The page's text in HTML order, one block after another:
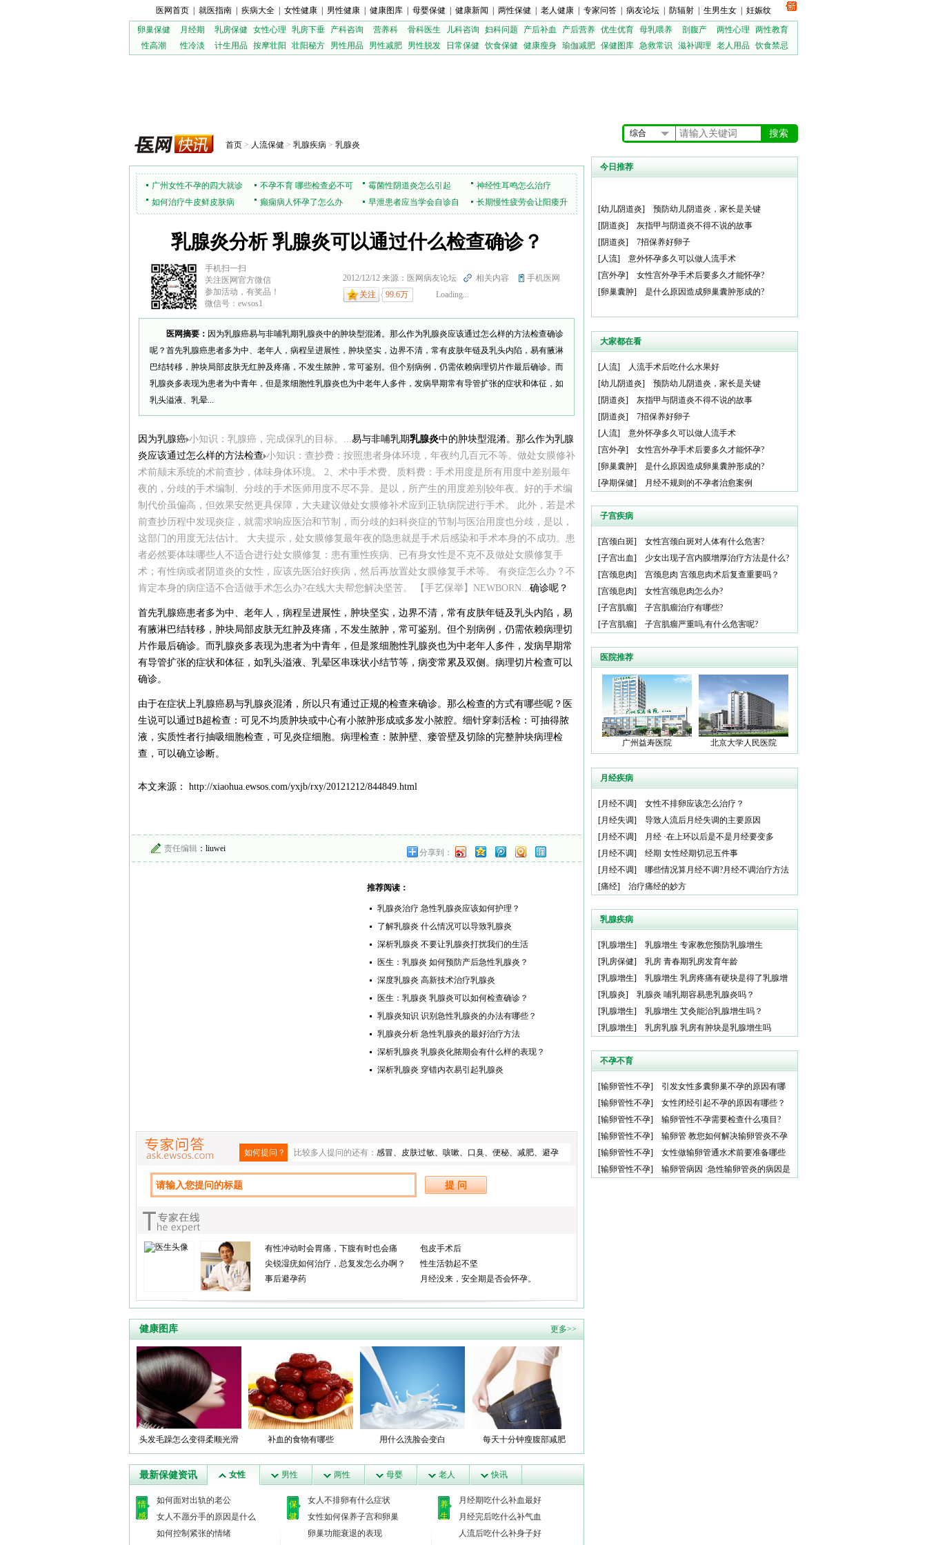
医网首页 就医指南 疾病大全 女性健康 男性健康 健康图库 母婴保健 健康新闻 两性保健 老人健康 专家问答 病友论坛 防辐射 生男生女
妊娠纹
卵巢保健
月经期 乳房保健 女性心理 乳房下垂 产科咨询 营养科 骨科医生 儿科咨询 妇科问题 产后补血 产后营养 优生优育 母乳喂养 剖腹产 两性心理
两性教育
性高潮
性冷淡 计生用品 按摩壮阳 壮阳秘方 男性用品 男性减肥 男性脱发 日常保健 饮食保健 健康瘦身 瑜伽减肥 保健图库 急救常识 滋补调理 老人用品 饮食禁忌
首页 > 人流保健 > 乳腺疾病 > 乳腺炎
广州女性不孕的四大就诊
策略
不孕不育 哪些检查必不可
少
霉菌性阴道炎怎么引起
神经性耳鸣怎么治疗
如何治疗牛皮鲜皮肤病
癫痫病人怀孕了怎么办
早泄患者应当学会自诊自
长期慢性疲劳会让阳痿升
乳腺炎分析 乳腺炎可以通过什么检查确诊？
手机扫一扫
关注医网官方微信
参加活动，有奖品！
微信号：ewsos1
2012/12/12 来源：医网病友论坛 相关内容
手机医网
关注
99.6万 Loading...
医网摘要： 因为乳腺癌易与非哺乳期乳腺炎中的肿块型混淆。那么作为乳腺炎应该通过怎么样的方法检查确诊
呢？首先乳腺癌患者多为中、老年人，病程呈进展性，肿块坚实，边界不清，常有皮肤年链及乳头内陷，易有腋淋
巴结转移，肿块局部皮肤无红肿及疼痛，不发生脓肿，常可鉴别。但个别病例，仍需依赖病理切片作最后确诊。而
乳腺炎多表现为患者为中青年，但是浆细胞性乳腺炎也为中老年人多件，发病早期常有导管扩张的症状和体征，如
乳头溢液、乳晕...
因为乳腺癌 小知识：乳腺癌，完成保乳的目标。...易与非哺乳期乳腺炎中的肿块型混淆。那么作为乳腺
炎应该通过怎么样的方法检查 小知识：查抄费：按照患者身体环境，年夜约几百元不等。做处女膜修补
术前颠末系统的术前查抄，体味身体环境。 2、术中手术费、质料费：手术用度是所有用度中差别最年
夜的，分歧的手术编制、分歧的手术医师用度不尽不异。是以，所产生的用度差别较年夜。好的手术编
制代价虽偏高，但效果安然更具保障，大夫建议做处女膜修补术应到正轨病院进行手术。 此外，若是术
前查抄历程中发现炎症，就需求响应医治和节制，而分歧的妇科炎症的节制与医治用度也分歧，是以，
这部门的用度无法估计。 大夫提示，处女膜修复最年夜的隐患就是手术后感染和手术本身的不成功。患
者必然要体味哪些人不适合进行处女膜修复：患有重性疾病、已有身女性是不克不及做处女膜修复手
术；有性病或者阴道炎的女性，应该先医治好疾病，然后再放置处女膜修复手术等。 有炎症怎么办？不
肯定本身的病症适不合适做手术怎么办?在线大夫帮您解决坚苦。 【手艺保举】NEWBORN...确诊呢？
首先乳腺癌患者多为中、老年人，病程呈进展性，肿块坚实，边界不清，常有皮肤年链及乳头内陷，易
有腋淋巴结转移，肿块局部皮肤无红肿及疼痛，不发生脓肿，常可鉴别。但个别病例，仍需依赖病理切
片作最后确诊。而乳腺炎多表现为患者为中青年，但是浆细胞性乳腺炎也为中老年人多件，发病早期常
有导管扩张的症状和体征，如乳头溢液、乳晕区串珠状小结节等，病变常累及双侧。病理切片检查可以
确诊。
由于在症状上乳腺癌易与乳腺炎混淆，所以只有通过正规的检查来确诊。那么检查的方式有哪些呢？医
生说可以通过B超检查：可见不均质肿块或中心有小脓肿形成或多发小脓腔。细针穿刺活检：可抽得脓
液，实质性者行抽吸细胞检查，可见炎症细胞。病理检查：脓肿壁、瘘管壁及切除的完整肿块病理检
查，可以确立诊断。
本文来源： http://xiaohua.ewsos.com/yxjb/rxy/20121212/844849.html
责任编辑 ：liuwei 分享到：
推荐阅读：
乳腺炎治疗 急性乳腺炎应该如何护理？
了解乳腺炎 什么情况可以导致乳腺炎
深析乳腺炎 不要让乳腺炎打扰我们的生活
医生：乳腺炎 如何预防产后急性乳腺炎？
深度乳腺炎 高新技术治疗乳腺炎
医生：乳腺炎 乳腺炎可以如何检查确诊？
乳腺炎知识 识别急性乳腺炎的办法有哪些？
乳腺炎分析 急性乳腺炎的最好治疗方法
深析乳腺炎 乳腺炎化脓期会有什么样的表现？
深析乳腺炎 穿错内衣易引起乳腺炎
如何提问？ 比较多人提问的还有： 感冒、 皮肤过敏、 咳嗽、 口臭、 便秘、 减肥、 避孕
有性冲动时会胃痛，下腹有时也会痛
包皮手术后
尖锐湿疣如何治疗，总复发怎么办啊？
性生活勃起不坚
事后避孕药
月经没来，安全期是否会怀孕。
健康图库 更多>>
头发毛躁怎么变得柔顺光滑 补血的食物有哪些 用什么洗脸会变白 每天十分钟瘦腹部减肥
最新保健资讯 女性 男性 两性 母婴 老人 快讯
情
感
如何面对出轨的老公
女人不愿分手的原因是什么
如何控制紧张的情绪
保
健
女人不排卵有什么症状
女性如何保养子宫和卵巢
卵巢功能衰退的表现
养
生
月经期吃什么补血最好
月经完后吃什么补气血
人流后吃什么补身子好
综合
今日推荐
[幼儿阴道炎]
预防幼儿阴道炎，家长是关键
[阴道炎]
灰指甲与阴道炎不得不说的故事
[阴道炎]
7招保养好卵子
[人流]
意外怀孕多久可以做人流手术
[宫外孕]
女性宫外孕手术后要多久才能怀孕?
[卵巢囊肿] 是什么原因造成卵巢囊肿形成的?
大家都在看
[人流]
人流手术后吃什么水果好
[幼儿阴道炎]
预防幼儿阴道炎，家长是关键
[阴道炎]
灰指甲与阴道炎不得不说的故事
[阴道炎]
7招保养好卵子
[人流]
意外怀孕多久可以做人流手术
[宫外孕]
女性宫外孕手术后要多久才能怀孕?
[卵巢囊肿]
是什么原因造成卵巢囊肿形成的?
[孕期保健] 月经不规则的不孕者治愈案例
子宫疾病
[宫颈白斑]
女性宫颈白斑对人体有什么危害?
[子宫出血]
少女出现子宫内膜增厚治疗方法是什么?
[宫颈息肉]
宫颈息肉 宫颈息肉术后复查重要吗？
[宫颈息肉]
女性宫颈息肉怎么办?
[子宫肌瘤]
子宫肌瘤治疗有哪些?
[子宫肌瘤] 子宫肌瘤严重吗,有什么危害呢?
医院推荐
广州益寿医院 北京大学人民医院
月经疾病
[月经不调]
女性不排卵应该怎么治疗？
[月经失调]
导致人流后月经失调的主要原因
[月经不调]
月经 ·在上环以后是不是月经要变多
[月经不调]
经期 女性经期切忌五件事
[月经不调]
哪些情况算月经不调?月经不调治疗方法
[痛经] 治疗痛经的妙方
乳腺疾病
[乳腺增生]
乳腺增生 专家教您预防乳腺增生
[乳房保健]
乳房 青春期乳房发育年龄
[乳腺增生]
乳腺增生 乳房疼痛有硬块是得了乳腺增
生
[乳腺炎]
乳腺炎 哺乳期容易患乳腺炎吗？
[乳腺增生]
乳腺增生 艾灸能治乳腺增生吗？
[乳腺增生] 乳房乳腺 乳房有肿块是乳腺增生吗
不孕不育
[输卵管性不孕]
引发女性多囊卵巢不孕的原因有哪
些?
[输卵管性不孕]
女性闭经引起不孕的原因有哪些？
[输卵管性不孕]
输卵管性不孕需要检查什么项目?
[输卵管性不孕]
输卵管 教您如何解决输卵管炎不孕
[输卵管性不孕]
女性做输卵管通水术前要准备哪些
内容？
[输卵管性不孕]
输卵管病因 ·急性输卵管炎的病因是